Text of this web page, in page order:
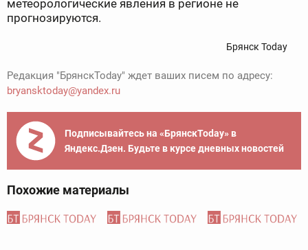
метеорологические явления в регионе не
прогнозируются.
Брянск Today
Редакция "БрянскToday" ждет ваших писем по адресу:
bryansktoday@yandex.ru
Подписывайтесь на «БрянскToday» в
Яндекс.Дзен. Будьте в курсе дневных новостей
Похожие материалы